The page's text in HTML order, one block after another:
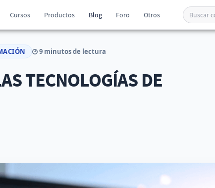
Cursos Productos Blog Foro Otros
9 minutos de lectura
TECNOLOGÍAS DE